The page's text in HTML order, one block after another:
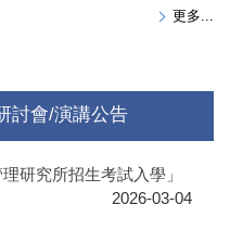
更多...
討會/演講公告
研究所招生考試入學」
2026-03-04